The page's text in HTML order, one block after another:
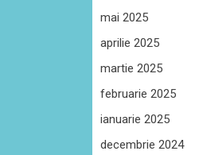
mai 2025
aprilie 2025
martie 2025
februarie 2025
ianuarie 2025
decembrie 2024